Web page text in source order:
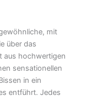
mit
über das
aus hochwertigen
sensationellen
in ein
entführt. Jedes